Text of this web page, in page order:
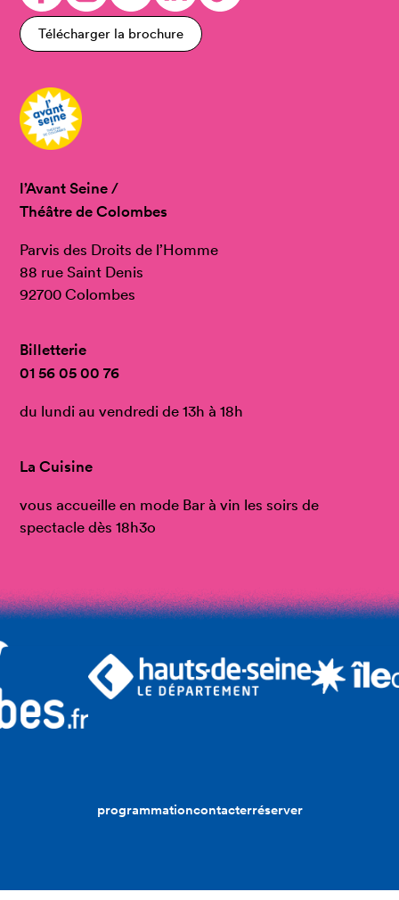
Télécharger la brochure
l’Avant Seine /
Théâtre de Colombes
Parvis des Droits de l’Homme
88 rue Saint Denis
92700 Colombes
Billetterie
01 56 05 00 76
du lundi au vendredi de 13h à 18h
La Cuisine
vous accueille en mode Bar à vin les soirs de
spectacle dès 18h3o
programmationcontacterréserver